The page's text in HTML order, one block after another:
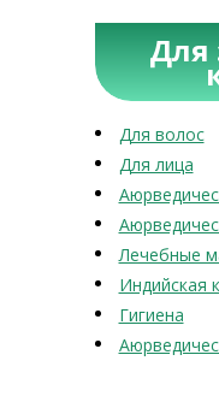
Для
Для волос
Для лица
Лечебные
Индийская
Гигиена